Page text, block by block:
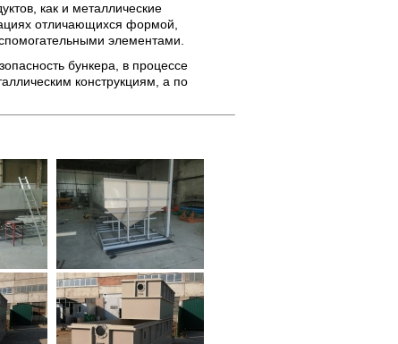
как и металлические
отличающихся формой,
элементами.
бункера, в процессе
конструкциям, а по